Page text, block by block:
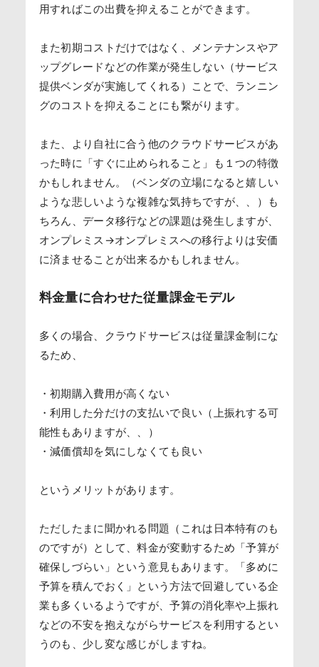
用すればこの出費を抑えることができます。
また初期コストだけではなく、メンテナンスやア
ップグレードなどの作業が発生しない（サービス
提供ベンダが実施してくれる）ことで、ランニン
グのコストを抑えることにも繋がります。
また、より自社に合う他のクラウドサービスがあ
った時に「すぐに止められること」も１つの特徴
かもしれません。（ベンダの立場になると嬉しい
ような悲しいような複雑な気持ちですが、、）も
ちろん、データ移行などの課題は発生しますが、
オンプレミス→オンプレミスへの移行よりは安価
に済ませることが出来るかもしれません。
料金量に合わせた従量課金モデル
多くの場合、クラウドサービスは従量課金制にな
るため、
・初期購入費用が高くない
・利用した分だけの支払いで良い（上振れする可
能性もありますが、、）
・減価償却を気にしなくても良い
というメリットがあります。
ただしたまに聞かれる問題（これは日本特有のも
のですが）として、料金が変動するため「予算が
確保しづらい」という意見もあります。「多めに
予算を積んでおく」という方法で回避している企
業も多くいるようですが、予算の消化率や上振れ
などの不安を抱えながらサービスを利用するとい
うのも、少し変な感じがしますね。